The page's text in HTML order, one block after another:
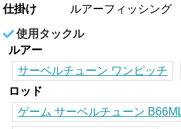
仕掛け
ルアーフィッシング
使用タックル
ルアー
サーベルチューン ワンピッチ
ロッド
ゲーム サーベルチューン